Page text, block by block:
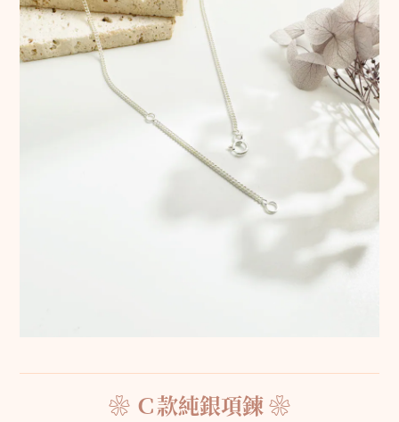
❀ Ｃ款純銀項鍊 ❀